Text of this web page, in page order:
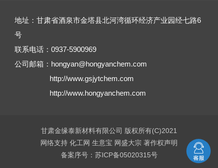
地址：甘肃省酒泉市金塔县北河湾循环经济产业园经七路6
号
联系电话：0937-5900969
公司邮箱： hongyan@hongyanchem.com
http://www.gsjytchem.com
http://www.hongyanchem.com
甘肃金缘泰新材料有限公司 版权所有(C)2021
网络支持 化工网 生意宝 网盛大宗 著作权声明
备案序号：苏ICP备05020315号